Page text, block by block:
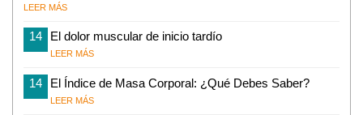
LEER MÁS
14 El dolor muscular de inicio tardío
LEER MÁS
14 El Índice de Masa Corporal: ¿Qué Debes Saber?
LEER MÁS